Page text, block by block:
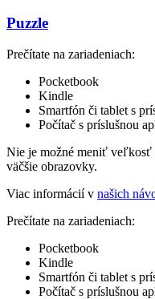
Puzzle
Prečítate na zariadeniach:
Pocketbook
Kindle
Smartfón či tablet s
Počítač s príslušnou
Nie je možné meniť veľkosť
väčšie obrazovky.
Viac informácií v našich
Prečítate na zariadeniach:
Pocketbook
Kindle
Smartfón či tablet s
Počítač s príslušnou